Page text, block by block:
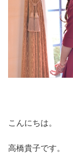
こんにちは。
高橋貴子です。